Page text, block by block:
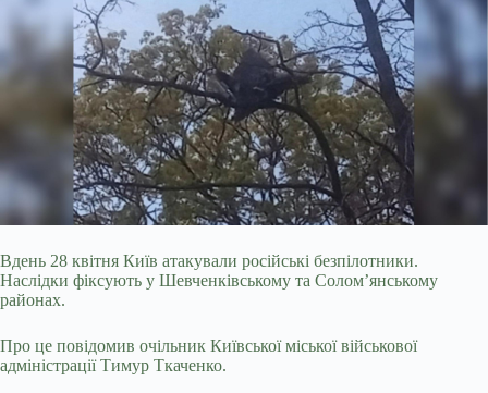
Вдень 28 квітня Київ атакували російські безпілотники.
Наслідки фіксують у Шевченківському та Солом’янському
районах.
Про це повідомив очільник Київської міськоївійськової
адміністрації Тимур Ткаченко.